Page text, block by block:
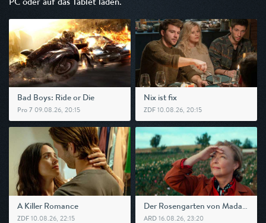
PC oder auf das Tablet laden.
Bad Boys: Ride or Die
Pro 7 09.08.26, 20:15
Nix ist fix
ZDF 10.08.26, 20:15
A Killer Romance
ZDF 10.08.26, 22:15 ARD 16.08.26, 23:20